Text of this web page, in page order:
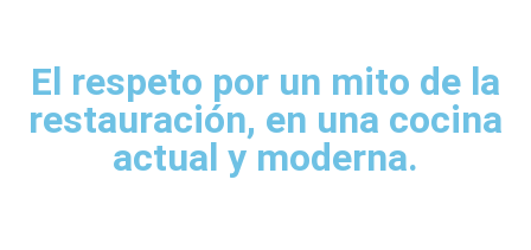
El respeto por un mito de la
restauración, en una cocina
actual y moderna.